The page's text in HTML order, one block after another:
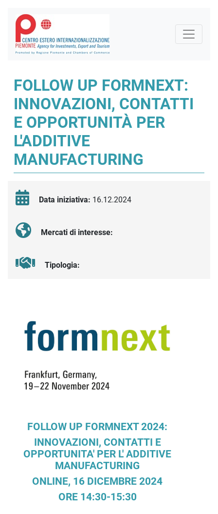
FOLLOW UP FORMNEXT:
INNOVAZIONI, CONTATTI
E OPPORTUNITÀ PER
L'ADDITIVE
MANUFACTURING
Data iniziativa: 16.12.2024
Mercati di interesse:
Tipologia:
FOLLOW UP FORMNEXT 2024:
INNOVAZIONI, CONTATTI E
OPPORTUNITA' PER L' ADDITIVE
MANUFACTURING
ONLINE, 16 DICEMBRE 2024
ORE 14:30-15:30